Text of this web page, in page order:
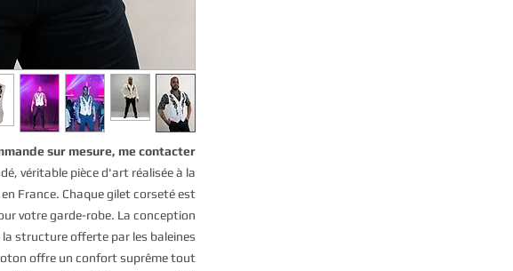
sur mesure, me contacter
véritable pièce d'art réalisée à la
France. Chaque gilet corseté est
votre garde-robe. La conception
la structure offerte par les baleines
offre un confort suprême tout